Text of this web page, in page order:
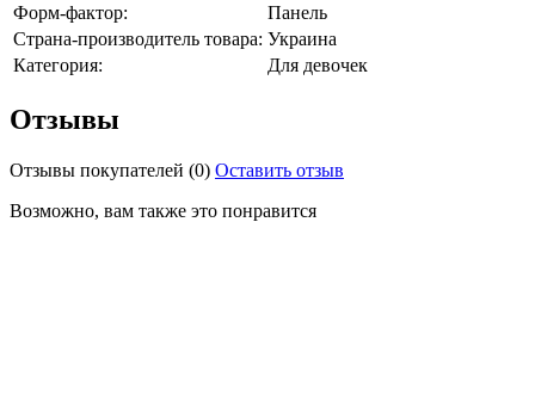
Форм-фактор:
Панель
Страна-производитель товара: Украина
Категория:
Для девочек
Отзывы
Отзывы покупателей (0) Оставить отзыв
Возможно, вам также это понравится